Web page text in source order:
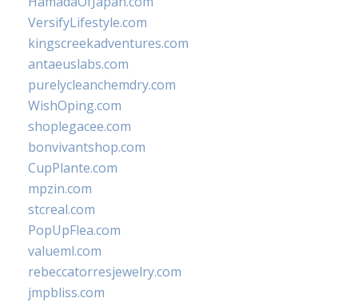
VersifyLifestyle.com
kingscreekadventures.com
antaeuslabs.com
purelycleanchemdry.com
WishOping.com
shoplegacee.com
bonvivantshop.com
CupPlante.com
mpzin.com
stcreal.com
PopUpFlea.com
valueml.com
rebeccatorresjewelry.com
jmpbliss.com